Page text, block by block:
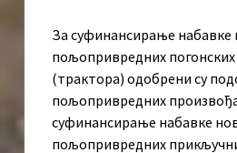
За суфинансирање набавке
пољопривредних
(трактора) одобрени су
пољопривредних
суфинансирање набавке
пољопривредних